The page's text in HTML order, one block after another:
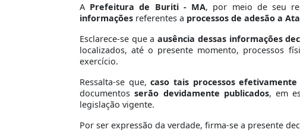
A Prefeitura de Buriti - MA, por meio de seu
informações referentes a processos de adesão a
Esclarece-se que aausência dessas informações
localizados, até o presente momento, processos
exercício.
Ressalta-se que,caso tais processos
documentosserão devidamente publicados, em
legislação vigente.
Por ser expressão da verdade, firma-se a presente